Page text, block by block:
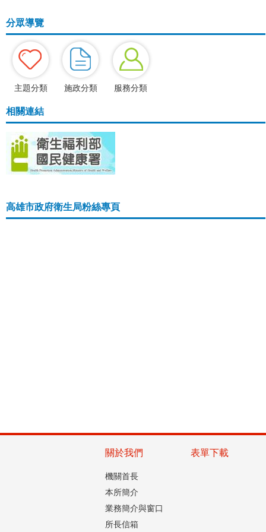
分眾導覽
主題分類 施政分類 服務分類
相關連結
高雄市政府衛生局粉絲專頁
關於我們
機關首長
本所簡介
業務簡介與窗口
所長信箱
表單下載